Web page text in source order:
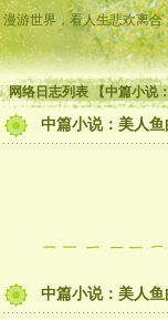
游世界，看人生悲欢离
网络日志列表 【中篇小说
中篇小说：美人
中篇小说：美人